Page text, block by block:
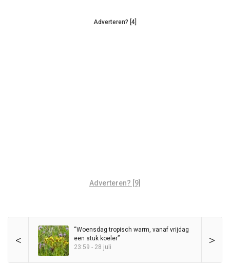
Adverteren? [4]
Adverteren? [9]
< >
“Woensdag tropisch warm, vanaf vrijdag
een stuk koeler”
23:59 - 28 juli